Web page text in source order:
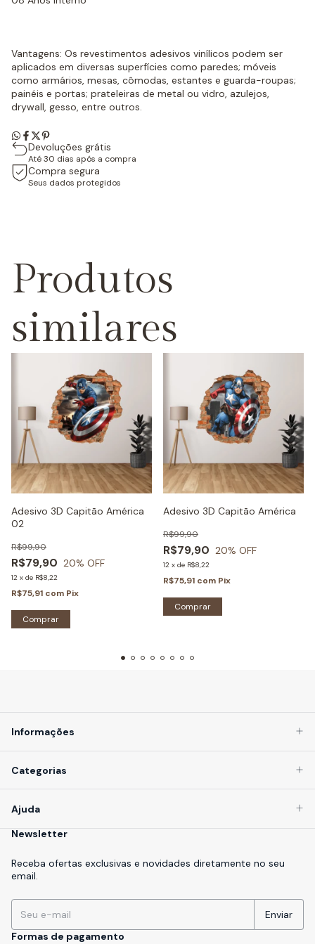
Vantagens: Os revestimentos adesivos vinílicos podem ser
aplicados em diversas superfícies como paredes; móveis
como armários, mesas, cômodas, estantes e guarda-roupas;
painéis e portas; prateleiras de metal ou vidro, azulejos,
drywall, gesso, entre outros.
Devoluções grátis
Até 30 dias após a compra
Compra segura
Seus dados protegidos
Produtos
similares
Adesivo 3D Capitão América
02
R$79,90
R$99,90
20% OFF
12 x de R$8,22
R$75,91 com Pix
Adesivo 3D Capitão América
R$79,90
R$99,90
20% OFF
12 x de R$8,22
R$75,91 com Pix
Informações
Categorias
Ajuda
Newsletter
Receba ofertas exclusivas e novidades diretamente no seu
email.
Formas de pagamento